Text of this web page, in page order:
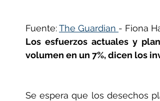
George Monbiot en español
Fuente: The Guardian - Fiona
Los esfuerzos actuales y
volumen en un 7%, dicen los
Se espera que los desechos